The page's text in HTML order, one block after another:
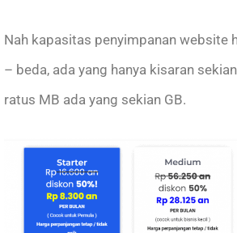
Nah kapasitas penyimpanan website
– beda, ada yang hanya kisaran
ratus MB ada yang sekian GB.